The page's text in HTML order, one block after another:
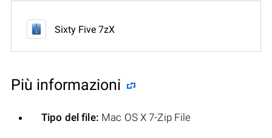
Sixty Five 7zX
Più informazioni
Tipo del file: Mac OS X 7-Zip File